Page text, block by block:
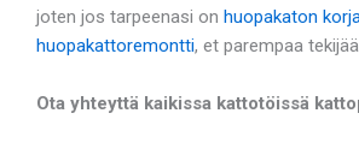
joten jos tarpeenasi on huopakaton
huopakattoremontti, et parempaa
Ota yhteyttä kaikissa kattotöissä